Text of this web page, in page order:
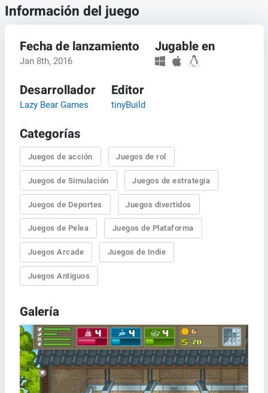
Información del juego
Fecha de lanzamiento
Jan 8th, 2016
Jugable en
Desarrollador
Lazy Bear Games
Editor
tinyBuild
Categorías
Juegos de acción Juegos de rol
Juegos de Simulación Juegos de estrategia
Juegos de Deportes Juegos divertidos
Juegos de Pelea Juegos de Plataforma
Juegos Arcade Juegos de Indie
Juegos Antiguos
Galería